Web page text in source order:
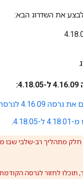
את השדרוג הבא:
4.16.09 לגרסה 4.18.01
4.18.05
.
רב-שלבי שבו משדרגים קודם
תוכלו לחזור לגרסה